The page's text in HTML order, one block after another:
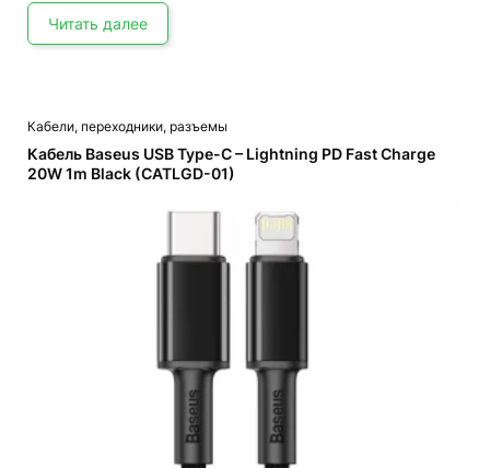
Читать далее
Кабели, переходники, разъемы
Кабель Baseus USB Type-C – Lightning PD Fast Charge
20W 1m Black (CATLGD-01)